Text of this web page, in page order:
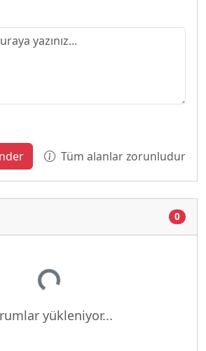
Tüm alanlar zorunludur
0
Yükleniyor...yükleniyor...